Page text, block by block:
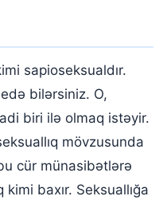
sapioseksualdır.
bilərsiniz. O,
biri ilə olmaq istəyir.
mövzusunda
cür münasibətlərə
baxır. Seksuallığa